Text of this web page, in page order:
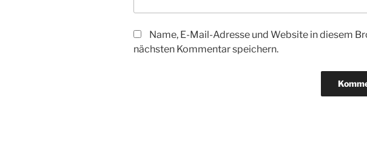
Name, E-Mail-Adresse und Website in diesem
nächsten Kommentar speichern.